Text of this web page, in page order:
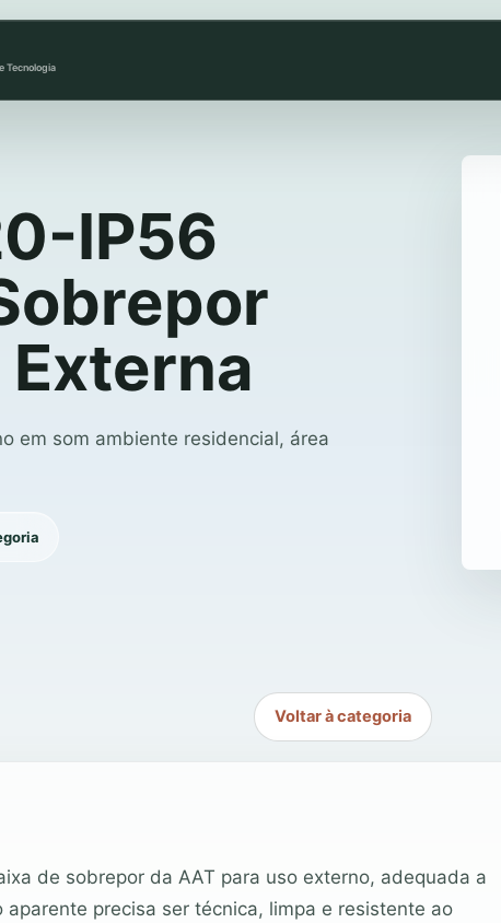
Tecnologia
IP56
em som ambiente residencial, área
Voltar à categoria
de sobrepor da AAT para uso externo, adequada a
precisa ser técnica, limpa e resistente ao